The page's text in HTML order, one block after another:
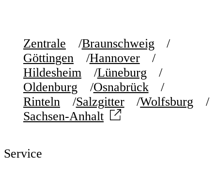
Zentrale
Braunschweig
Göttingen
Hannover
Hildesheim
Lüneburg
Oldenburg
Osnabrück
Rinteln
Salzgitter
Wolfsburg
Sachsen-Anhalt
Service